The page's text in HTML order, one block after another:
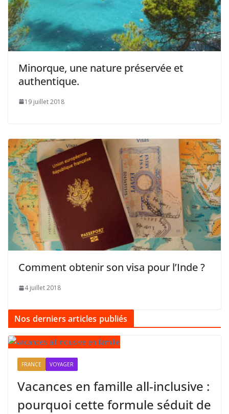
Minorque, une nature préservée et
authentique.
19 juillet 2018
Comment obtenir son visa pour l’Inde ?
4 juillet 2018
Nos derniers articles publiés
FRANCE VOYAGER
Vacances en famille all-inclusive :
pourquoi cette formule séduit de